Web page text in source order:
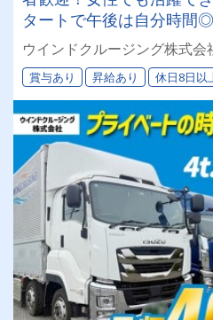
タートで午後は自分時間
年2回＃週休2日制＃資格
の負担軽減をしたい方必
ウインドクルージング株式会
賞与あり 昇給あり 休日8日以